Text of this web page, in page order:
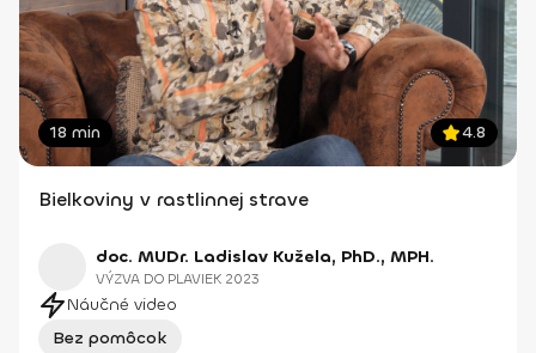
18 min 4.8
Bielkoviny v rastlinnej strave
doc. MUDr. Ladislav Kužela, PhD., MPH.
VÝZVA DO PLAVIEK 2023
Náučné video
Bez pomôcok